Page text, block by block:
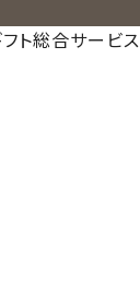
ト総合サービス